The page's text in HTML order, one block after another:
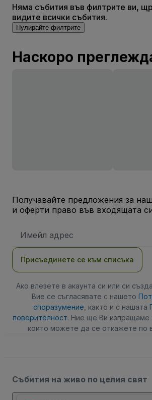
Няма събития във филтрите ви,
видите всички събития.
Нулирайте филтрите
Наскоро
Получавайте предложения за
и оферти право във входящата
адрес
Присъединете се към списъка
Ако влезете в акаунта си или си
Вие се съгласявате с нашето
споразумение , както и с нашата
поверителност. Ние ще Ви изпращаме
които можете да се откажете по
Събития на живо по целия свят